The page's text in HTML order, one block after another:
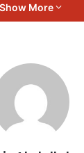
Pemain
Show More